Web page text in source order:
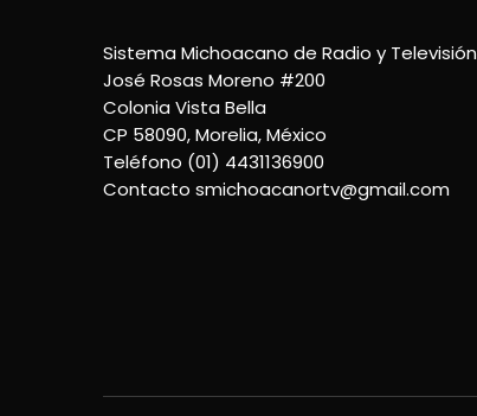
Sistema Michoacano de Radio y Televisión
José Rosas Moreno #200
Colonia Vista Bella
CP 58090, Morelia, México
Teléfono (01) 4431136900
Contacto smichoacanortv@gmail.com